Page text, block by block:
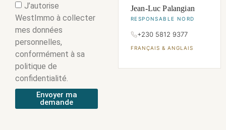
J’autorise
WestImmo à collecter
mes données
personnelles,
conformément à sa
politique de
confidentialité.
Envoyer ma
demande
Jean-Luc Palangian
RESPONSABLE NORD
+230 5812 9377
FRANÇAIS & ANGLAIS